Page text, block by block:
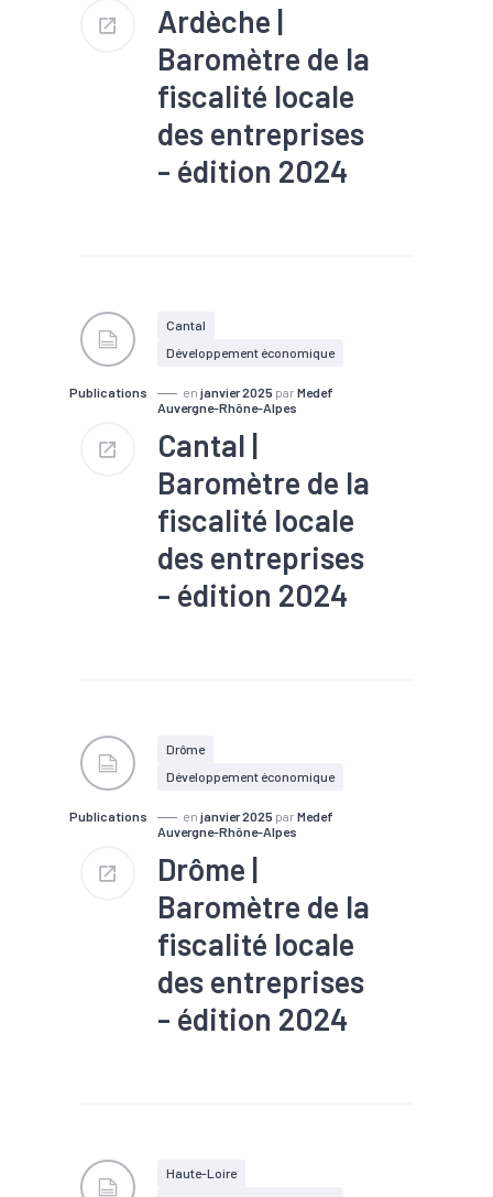
Ardèche |
Baromètre de la
fiscalité locale
des entreprises
- édition 2024
Publications
Cantal
Développement économique
en janvier 2025 par Medef
Auvergne-Rhône-Alpes
Cantal |
Baromètre de la
fiscalité locale
des entreprises
- édition 2024
Publications
Drôme
Développement économique
en janvier 2025 par Medef
Auvergne-Rhône-Alpes
Drôme |
Baromètre de la
fiscalité locale
des entreprises
- édition 2024
Haute-Loire